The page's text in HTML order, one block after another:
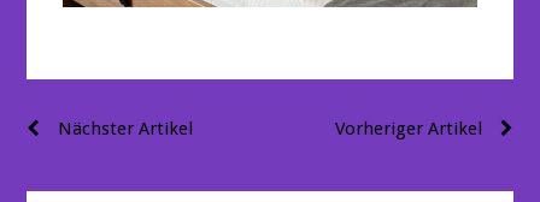
Beitragsnavigation Vorheriger Artikel
Nächster Artikel